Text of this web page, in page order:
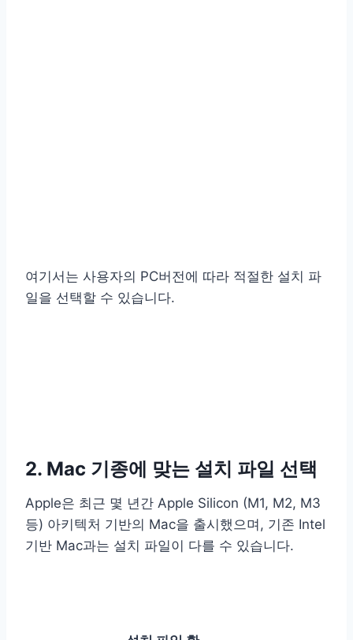
여기서는 사용자의 PC버전에 따라 적절한 설치 파
일을 선택할 수 있습니다.
2. Mac 기종에 맞는 설치 파일 선택
Apple은 최근 몇 년간 Apple Silicon (M1, M2, M3
등) 아키텍처 기반의 Mac을 출시했으며, 기존 Intel
기반 Mac과는 설치 파일이 다를 수 있습니다.